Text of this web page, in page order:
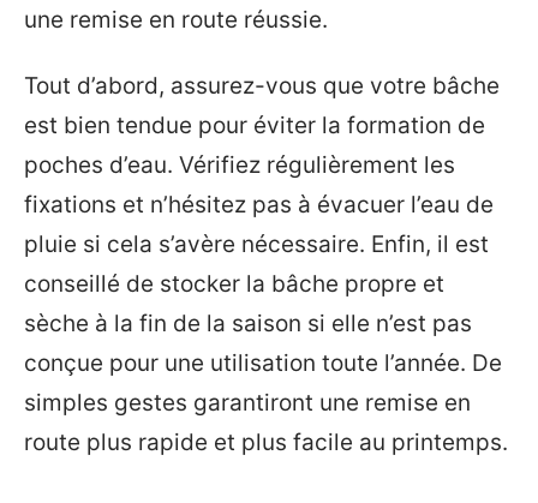
une remise en route réussie.
Tout d’abord, assurez-vous que votre bâche
est bien tendue pour éviter la formation de
poches d’eau. Vérifiez régulièrement les
fixations et n’hésitez pas à évacuer l’eau de
pluie si cela s’avère nécessaire. Enfin, il est
conseillé de stocker la bâche propre et
sèche à la fin de la saison si elle n’est pas
conçue pour une utilisation toute l’année. De
simples gestes garantiront une remise en
route plus rapide et plus facile au printemps.